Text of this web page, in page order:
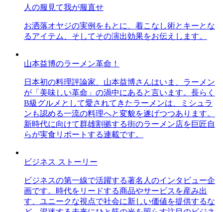
人の服見て我が服直せ
お洒落オヤジの実例をもとに、着こなし術とキーとな
るアイテム、そしてその演出効果をお伝えします。
山本益博のラーメン革命！
日本初の料理評論家、山本益博さんはいま、ラーメン
が「美味しい革命」の渦中にあると言います。長らく
B級グルメとして愛されてきたラーメンは、ミシュラ
ンも認める一流の料理へと変貌を遂げつつあります。
新時代に向けて群雄割拠する街のラーメン店を巨匠自
らが実食リポートする連載です。
ビジネス ストーリー
ビジネスの第一線で活躍する著名人のインタビュー企
画です。時代をリードする商品やサービスを産み出
す、ユニークな視点で社会に新しい価値を提供するな